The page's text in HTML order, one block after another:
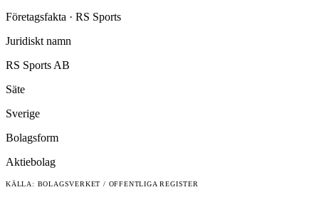
Företagsfakta · RS Sports
Juridiskt namn
RS Sports AB
Säte
Sverige
Bolagsform
Aktiebolag
KÄLLA: BOLAGSVERKET / OFFENTLIGA REGISTER